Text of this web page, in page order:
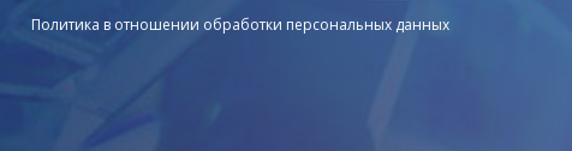
Политика в отношении обработки персональных данных